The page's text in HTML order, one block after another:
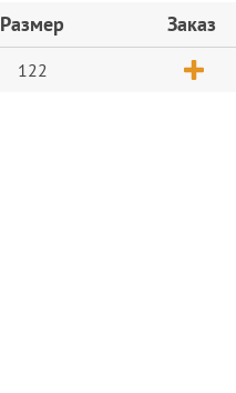
Размер Заказ
122